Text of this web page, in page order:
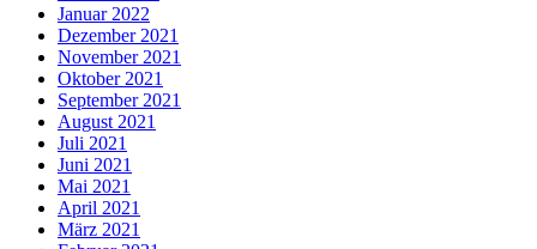
Januar 2022
Dezember 2021
November 2021
Oktober 2021
September 2021
August 2021
Juli 2021
Juni 2021
Mai 2021
April 2021
März 2021